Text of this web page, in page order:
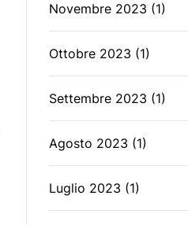
Novembre 2023 (1)
Ottobre 2023 (1)
Settembre 2023 (1)
Agosto 2023 (1)
Luglio 2023 (1)